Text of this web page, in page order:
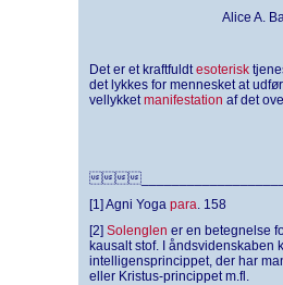
Alice A.
Det er et kraftfuldtesoterisk
det lykkes for mennesket at
vellykketmanifestation af det
[1] Agni Yoga para. 158
[2] Solenglen er en betegnelse
kausalt stof. I åndsvidenskaben
intelligensprincippet, der har
eller Kristus-princippet m.fl.